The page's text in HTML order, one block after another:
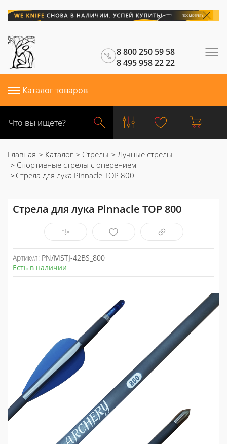
8 800 250 59 58
8 495 958 22 22
Каталог товаров
Главная Каталог Стрелы
Лучные стрелы
Спортивные стрелы с оперением
Стрела для лука Pinnacle TOP 800
Стрела для лука Pinnacle TOP 800
Артикул: PN/MSTJ-42BS_800
Есть в наличии